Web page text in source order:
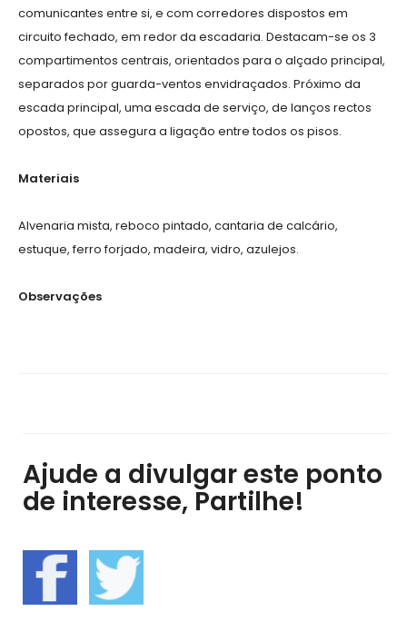
comunicantes entre si, e com corredores dispostos em
circuito fechado, em redor da escadaria. Destacam-se os 3
compartimentos centrais, orientados para o alçado principal,
separados por guarda-ventos envidraçados. Próximo da
escada principal, uma escada de serviço, de lanços rectos
opostos, que assegura a ligação entre todos os pisos.
Materiais
Alvenaria mista, reboco pintado, cantaria de calcário,
estuque, ferro forjado, madeira, vidro, azulejos.
Observações
Ajude a divulgar este ponto
de interesse, Partilhe!